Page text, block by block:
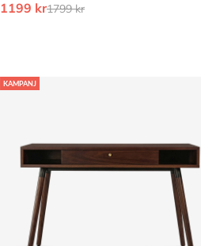
1199 krOrdinarie pris:
1799 kr
KAMPANJ